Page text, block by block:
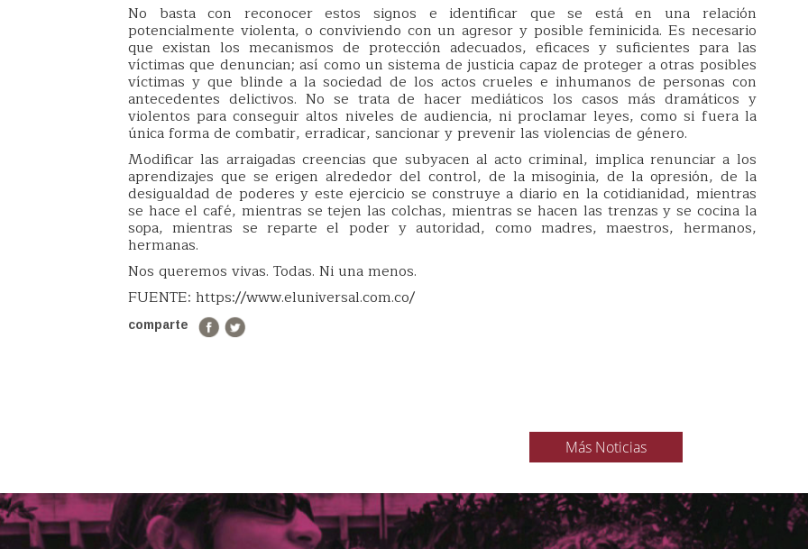
No basta con reconocer estos signos e identificar que se está en una relación
potencialmente violenta, o conviviendo con un agresor y posible feminicida. Es necesario
que existan los mecanismos de protección adecuados, eficaces y suficientes para las
víctimas que denuncian; así como un sistema de justicia capaz de proteger a otras posibles
víctimas y que blinde a la sociedad de los actos crueles e inhumanos de personas con
antecedentes delictivos. No se trata de hacer mediáticos los casos más dramáticos y
violentos para conseguir altos niveles de audiencia, ni proclamar leyes, como si fuera la
única forma de combatir, erradicar, sancionar y prevenir las violencias de género.
Modificar las arraigadas creencias que subyacen al acto criminal, implica renunciar a los
aprendizajes que se erigen alrededor del control, de la misoginia, de la opresión, de la
desigualdad de poderes y este ejercicio se construye a diario en la cotidianidad, mientras
se hace el café, mientras se tejen las colchas, mientras se hacen las trenzas y se cocina la
sopa, mientras se reparte el poder y autoridad, como madres, maestros, hermanos,
hermanas.
Nos queremos vivas. Todas. Ni una menos.
FUENTE: https://www.eluniversal.com.co/
comparte
Más Noticias